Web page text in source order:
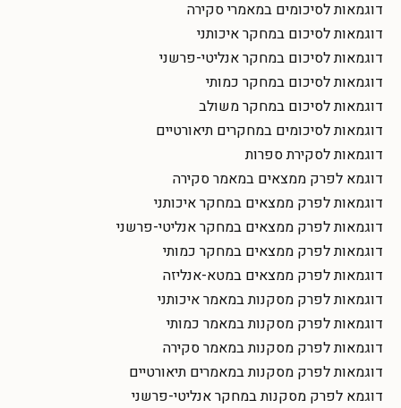
דוגמאות לסיכומים במאמרי סקירה
דוגמאות לסיכום במחקר איכותני
דוגמאות לסיכום במחקר אנליטי-פרשני
דוגמאות לסיכום במחקר כמותי
דוגמאות לסיכום במחקר משולב
דוגמאות לסיכומים במחקרים תיאורטיים
דוגמאות לסקירת ספרות
דוגמא לפרק ממצאים במאמר סקירה
דוגמאות לפרק ממצאים במחקר איכותני
דוגמאות לפרק ממצאים במחקר אנליטי-פרשני
דוגמאות לפרק ממצאים במחקר כמותי
דוגמאות לפרק ממצאים במטא-אנליזה
דוגמאות לפרק מסקנות במאמר איכותני
דוגמאות לפרק מסקנות במאמר כמותי
דוגמאות לפרק מסקנות במאמר סקירה
דוגמאות לפרק מסקנות במאמרים תיאורטיים
דוגמא לפרק מסקנות במחקר אנליטי-פרשני